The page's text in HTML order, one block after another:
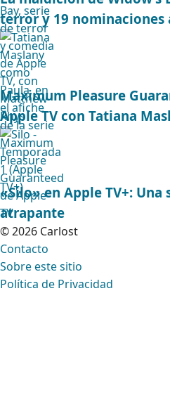
terror y 19 nominaciones
Maximum Pleasure
Apple TV con Tatiana
«Silo» en Apple TV+:
atrapante
© 2026 Carlost
Contacto
Sobre este sitio
Política de Privacidad